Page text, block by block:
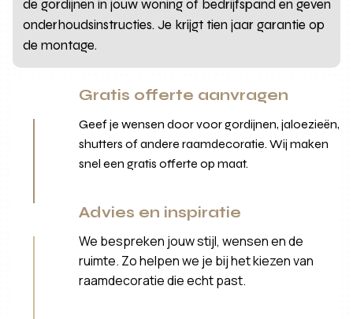
de gordijnen in jouw woning of bedrijfspand en geven
onderhoudsinstructies. Je krijgt tien jaar garantie op
de montage.
Gratis offerte aanvragen
Geef je wensen door voor gordijnen, jaloezieën,
shutters of andere raamdecoratie. Wij maken
snel een gratis offerte op maat.
Advies en inspiratie
We bespreken jouw stijl, wensen en de
ruimte. Zo helpen we je bij het kiezen van
raamdecoratie die echt past.